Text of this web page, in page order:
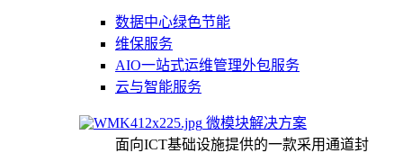
数据中心绿色节能
维保服务
AIO一站式运维管理外包服务
云与智能服务
微模块解决方案
面向ICT基础设施提供的一款采用通道封